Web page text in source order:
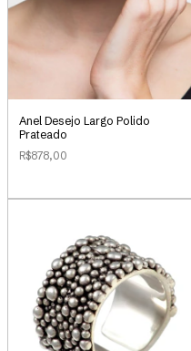
Anel Desejo Largo Polido
Prateado
R$878,00